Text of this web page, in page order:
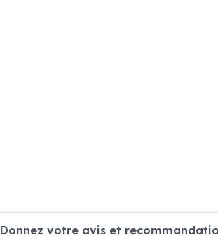
Donnez votre avis et